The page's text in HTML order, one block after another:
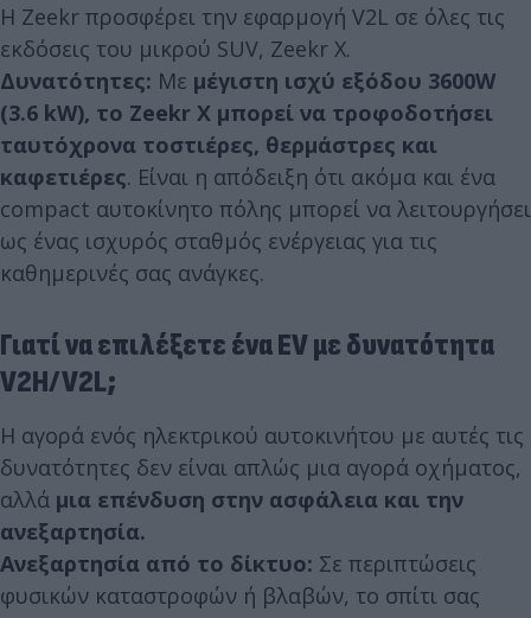
Η Zeekr προσφέρει την εφαρμογή V2L σε όλες τις
εκδόσεις του μικρού SUV, Zeekr X.
Δυνατότητες: Με μέγιστη ισχύ εξόδου 3600W
(3.6 kW), το Zeekr X μπορεί να τροφοδοτήσει
ταυτόχρονα τοστιέρες, θερμάστρες και
καφετιέρες. Είναι η απόδειξη ότι ακόμα και ένα
compact αυτοκίνητο πόλης μπορεί να λειτουργήσει
ως ένας ισχυρός σταθμός ενέργειας για τις
καθημερινές σας ανάγκες.
Γιατί να επιλέξετε ένα EV με δυνατότητα
V2H/V2L;
Η αγορά ενός ηλεκτρικού αυτοκινήτου με αυτές τις
δυνατότητες δεν είναι απλώς μια αγορά οχήματος,
αλλά μια επένδυση στην ασφάλεια και την
ανεξαρτησία.
Ανεξαρτησία από το δίκτυο: Σε περιπτώσεις
φυσικών καταστροφών ή βλαβών, το σπίτι σας